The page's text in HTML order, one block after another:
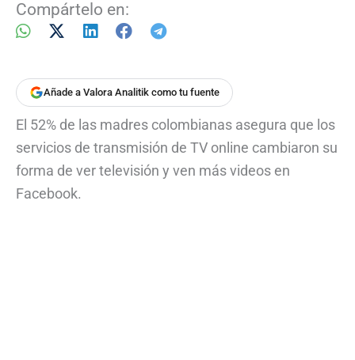
Compártelo en:
Añade a Valora Analitik como tu fuente
El 52% de las madres colombianas asegura que los
servicios de transmisión de TV online cambiaron su
forma de ver televisión y ven más videos en
Facebook.